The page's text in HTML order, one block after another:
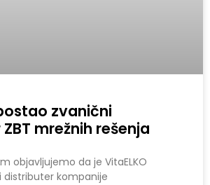
zvanični
mrežnih rešenja
objavljujemo da je VitaELKO
distributer kompanije